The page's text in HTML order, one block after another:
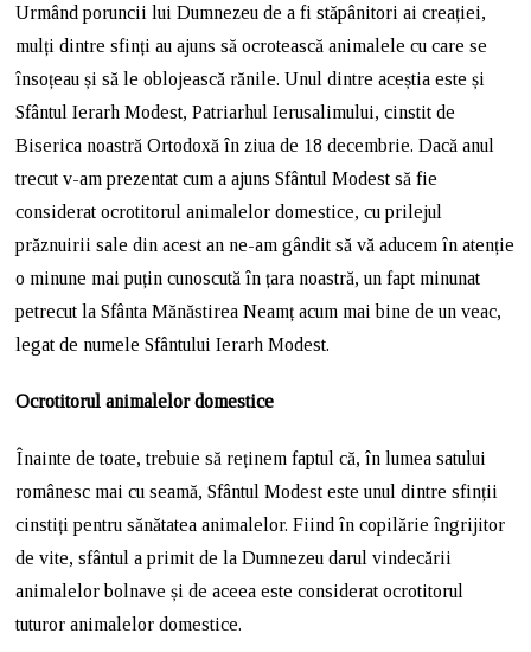
Urmând poruncii lui Dumnezeu de a fi stăpânitori ai creației,
mulți dintre sfinți au ajuns să ocrotească animalele cu care se
însoțeau și să le oblojească rănile. Unul dintre aceștia este și
Sfântul Ierarh Modest, Patriarhul Ierusalimului, cinstit de
Biserica noastră Ortodoxă în ziua de 18 decembrie. Dacă anul
trecut v-am prezentat cum a ajuns Sfântul Modest să fie
considerat ocrotitorul animalelor domestice, cu prilejul
prăznuirii sale din acest an ne-am gândit să vă aducem în atenție
o minune mai puțin cunoscută în țara noastră, un fapt minunat
petrecut la Sfânta Mănăstirea Neamț acum mai bine de un veac,
legat de numele Sfântului Ierarh Modest.
Ocrotitorul animalelor domestice
Înainte de toate, trebuie să reținem faptul că, în lumea satului
românesc mai cu seamă, Sfântul Modest este unul dintre sfinții
cinstiți pentru sănătatea animalelor. Fiind în copilărie îngrijitor
de vite, sfântul a primit de la Dumnezeu darul vindecării
animalelor bolnave și de aceea este considerat ocrotitorul
tuturor animalelor domestice.